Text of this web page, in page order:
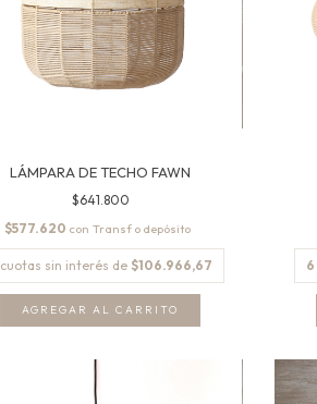
LÁMPARA DE TECHO FAWN
$641.800
$577.620 con
cuotas sin interés de $106.966,67 6